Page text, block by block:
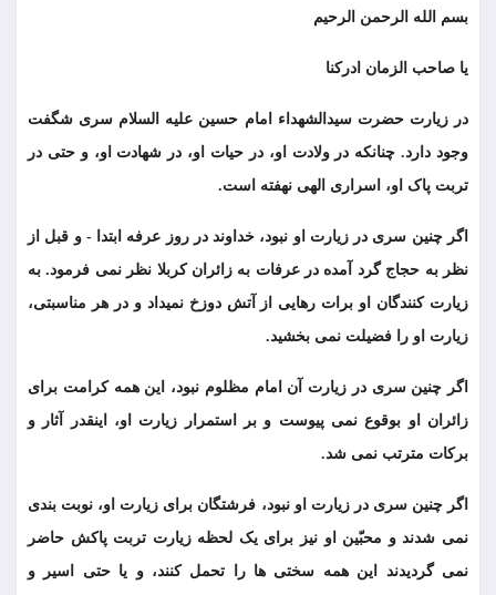
بسم الله الرحمن الرحیم
يا صاحب الزمان ادركنا
در زیارت حضرت سیدالشهداء امام حسین علیه السلام سری شگفت
وجود دارد. چنانکه در ولادت او، در حیات او، در شهادت او، و حتی در
تربت پاک او، اسراری الهی نهفته است.
اگر چنین سری در زیارت او نبود، خداوند در روز عرفه ابتدا - و قبل از
نظر به حجاج گرد آمده در عرفات به زائران کربلا نظر نمی فرمود. به
زیارت کنندگان او برات رهایی از آتش دوزخ نمیداد و در هر مناسبتی،
زیارت او را فضیلت نمی بخشید.
اگر چنین سری در زیارت آن امام مظلوم نبود، این همه کرامت برای
زائران او بوقوع نمی پیوست و بر استمرار زیارت او، اینقدر آثار و
برکات مترتب نمی شد.
اگر چنین سری در زیارت او نبود، فرشتگان برای زیارت او، نوبت بندی
نمی شدند و محبّین او نیز برای یک لحظه زیارت تربت پاکش حاضر
نمی گردیدند این همه سختی ها را تحمل کنند، و یا حتی اسیر و